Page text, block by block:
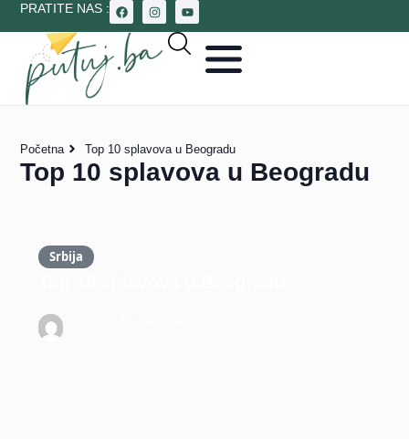
PRATITE NAS :
Početna Top 10 splavova u Beogradu
Top 10 splavova u Beogradu
Srbija